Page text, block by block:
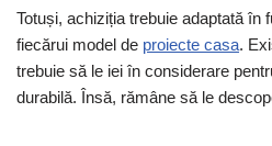
Totuși, achiziția trebuie adaptată în
fiecărui model de proiecte casa.
trebuie să le iei în considerare
durabilă. Însă, rămâne să le